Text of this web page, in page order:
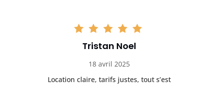
Tristan Noel
18 avril 2025
Location claire, tarifs justes, tout s’est